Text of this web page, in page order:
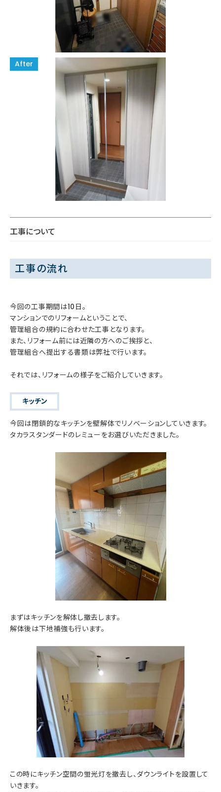
工事について
工事の流れ
今回の工事期間は10日。
マンションでのリフォームということで、
管理組合の規約に合わせた工事となります。
また、リフォーム前には近隣の方へのご挨拶と、
管理組合へ提出する書類は弊社で行います。
それでは、リフォームの様子をご紹介していきます。
キッチン
今回は閉鎖的なキッチンを壁解体でリノベーションしていきます。
タカラスタンダードのレミューをお選びいただきました。
まずはキッチンを解体し撤去します。
解体後は下地補強も行います。
この時にキッチン空間の蛍光灯を撤去し、ダウンライトを設置して
いきます。